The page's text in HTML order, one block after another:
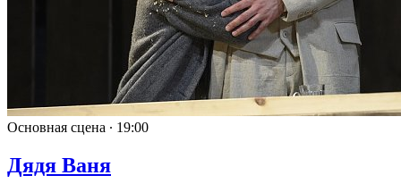
Основная сцена ∙ 19:00
Дядя Ваня